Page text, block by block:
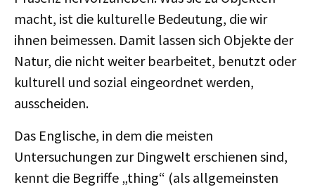
macht, ist die kulturelle Bedeutung, die wir
ihnen beimessen. Damit lassen sich Objekte der
Natur, die nicht weiter bearbeitet, benutzt oder
kulturell und sozial eingeordnet werden,
ausscheiden.
Das Englische, in dem die meisten
Untersuchungen zur Dingwelt erschienen sind,
kennt die Begriffe „thing“ (als allgemeinsten